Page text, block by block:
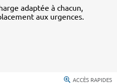
adaptée à chacun,
aux urgences.
ACCÈS RAPIDES